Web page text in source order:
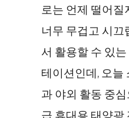
로는 언제 떨어질
너무 무겁고 시끄
서 활용할 수 있
테이션인데, 오늘
과 야외 활동 중